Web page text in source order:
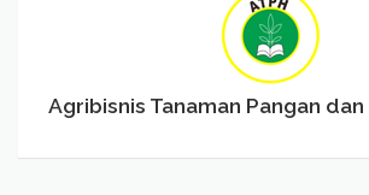
Agribisnis Tanaman Pangan